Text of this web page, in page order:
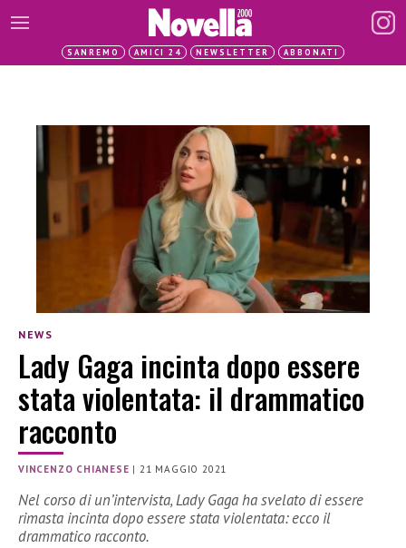
SANREMO AMICI 24 NEWSLETTER ABBONATI
NEWS
Lady Gaga incinta dopo essere
stata violentata: il drammatico
racconto
VINCENZO CHIANESE |21 MAGGIO 2021
Nel corso di un’intervista, Lady Gaga ha svelato di essere
rimasta incinta dopo essere stata violentata: ecco il
drammatico racconto.